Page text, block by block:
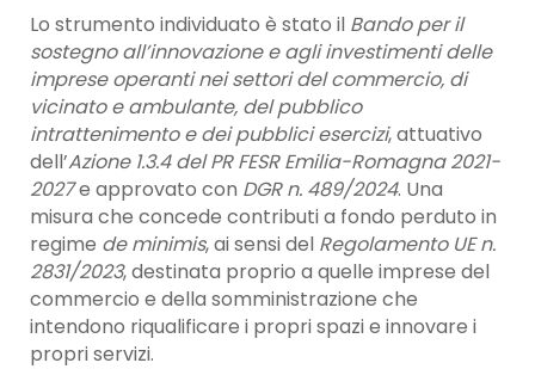
Lo strumento individuato è stato il Bando per il
sostegno all’innovazione e agli investimenti delle
imprese operanti nei settori del commercio, di
vicinato e ambulante, del pubblico
intrattenimento e dei pubblici esercizi, attuativo
dell’Azione 1.3.4 del PR FESR Emilia-Romagna 2021-
2027e approvato con DGR n. 489/2024. Una
misura che concede contributi a fondo perduto in
regime de minimis, ai sensi del Regolamento UE n.
2831/2023, destinata proprio a quelle imprese del
commercio e della somministrazione che
intendono riqualificare i propri spazi e innovare i
propri servizi.